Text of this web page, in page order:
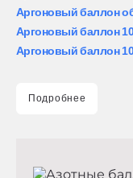
Аргоновый баллон
Аргоновый баллон
Аргоновый баллон
Подробнее